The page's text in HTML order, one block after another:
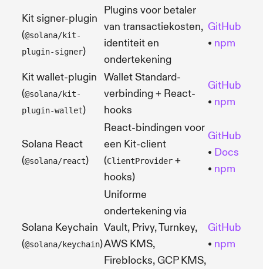
Kit signer-plugin
(@solana/kit-
plugin-signer)
Plugins voor betaler
van transactiekosten,
identiteit en
ondertekening
GitHub
• npm
Kit wallet-plugin
(@solana/kit-
plugin-wallet)
Wallet Standard-
verbinding + React-
hooks
GitHub
• npm
Solana React
(@solana/react)
React-bindingen voor
een Kit-client
(ClientProvider +
hooks)
GitHub
• Docs
• npm
Solana Keychain
(@solana/keychain)
Uniforme
ondertekening via
Vault, Privy, Turnkey,
AWS KMS,
Fireblocks, GCP KMS,
GitHub
• npm